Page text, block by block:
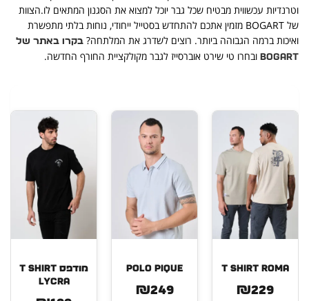
וטרנדיות עכשווית מבטיח שכל גבר יוכל למצוא את הסגנון המתאים לו.הצוות
של BOGART מזמין אתכם להתחדש בסטייל ייחודי, נוחות בלתי מתפשרת
ואיכות ברמה הגבוהה ביותר. רוצים לשדרג את המלתחה? בקרו באתר של
BOGART ובחרו טי שירט אוברסייז לגבר מקולקציית החורף החדשה.
T SHIRT ROMA
₪229
POLO PIQUE
₪249
מודפס T SHIRT
LYCRA